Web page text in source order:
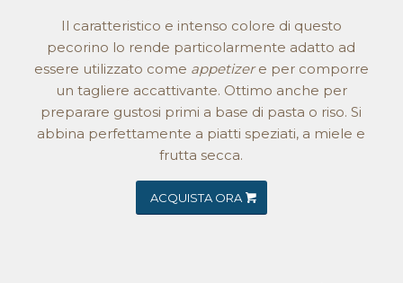
Il caratteristico e intenso colore di questo
pecorino lo rende particolarmente adatto ad
essere utilizzato come appetizere per comporre
un tagliere accattivante. Ottimo anche per
preparare gustosi primi a base di pasta o riso. Si
abbina perfettamente a piatti speziati, a miele e
frutta secca.
ACQUISTA ORA